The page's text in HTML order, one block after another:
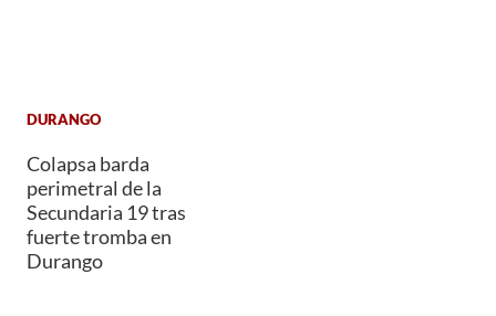
DURANGO
Colapsa barda
perimetral de la
Secundaria 19 tras
fuerte tromba en
Durango